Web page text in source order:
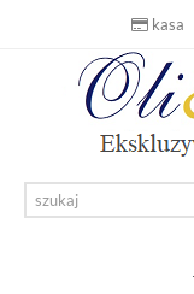
kasa